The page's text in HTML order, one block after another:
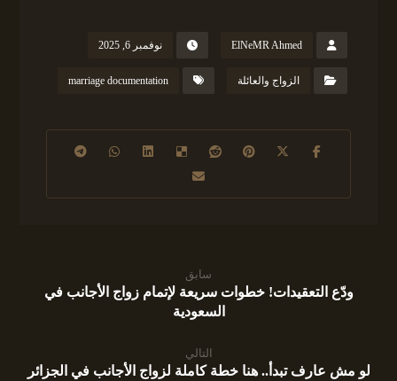
ElNeMR Ahmed نوفمبر 6, 2025
الزواج والعائلة marriage documentation
سابق
ودّع التعقيدات! خطوات سريعة لإتمام زواج الأجانب في
السعودية
التالي
لو مش عارف تبدأ.. هنا خطة كاملة لزواج الأجانب في الجزائر